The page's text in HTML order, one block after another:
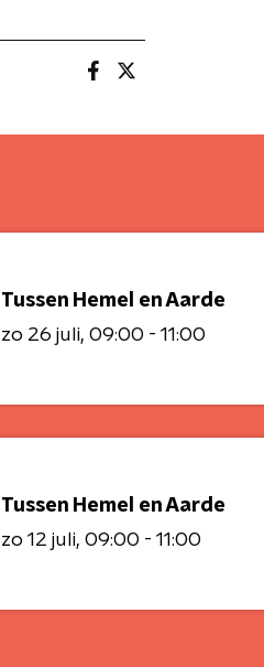
Tussen Hemel en Aarde
zo 26 juli 09:00 - 11:00
Tussen Hemel en Aarde
zo 12 juli 09:00 - 11:00